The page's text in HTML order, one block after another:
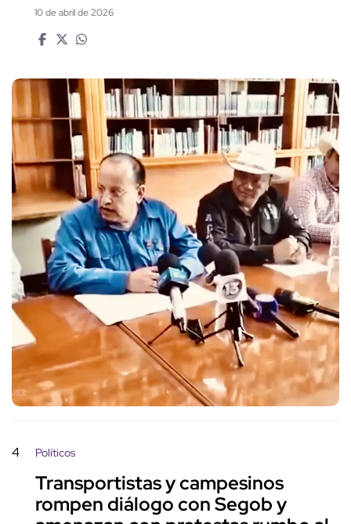
10 de abril de 2026
4 Políticos
Transportistas y campesinos
rompen diálogo con Segob y